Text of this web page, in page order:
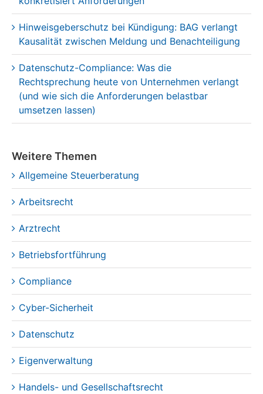
Hinweisgeberschutz bei Kündigung: BAG verlangt
Kausalität zwischen Meldung und Benachteiligung
Datenschutz-Compliance: Was die
Rechtsprechung heute von Unternehmen verlangt
(und wie sich die Anforderungen belastbar
umsetzen lassen)
Weitere Themen
Allgemeine Steuerberatung
Arbeitsrecht
Arztrecht
Betriebsfortführung
Compliance
Cyber-Sicherheit
Datenschutz
Eigenverwaltung
Handels- und Gesellschaftsrecht